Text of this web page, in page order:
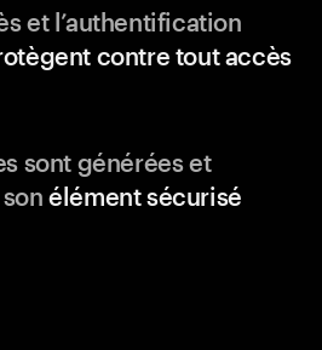
et l’authentification
contre tout accès
sont générées et
sonélément sécurisé